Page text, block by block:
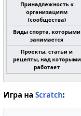
Принадлежность к
организациям
(сообщества)
Виды спорта, которыми
занимается
Проекты, статьи и
рецепты, над которыми
работает
Игра на Scratch: